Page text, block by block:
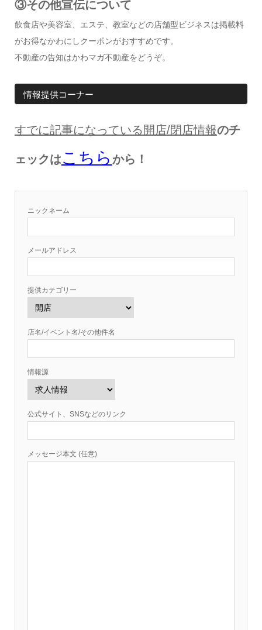
③その他宣伝について
飲食店や美容室、エステ、教室などの店舗型ビジネスは掲載料
がお得なかわにしクーポンがおすすめです。
不動産の告知はかわマガ不動産をどうぞ。
情報提供コーナー
すでに記事になっている開店/閉店情報のチ
ェックはこちら から！
ニックネーム
メールアドレス
提供カテゴリー
店名/イベント名/その他件名
情報源
公式サイト、SNSなどのリンク
メッセージ本文 (任意)